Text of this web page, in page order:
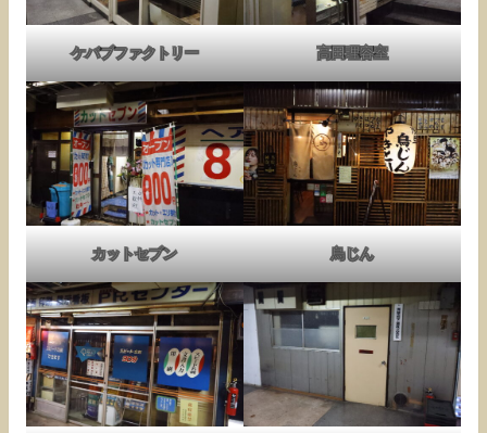
ケバブファクトリー 高田理容室
カットセブン 鳥じん